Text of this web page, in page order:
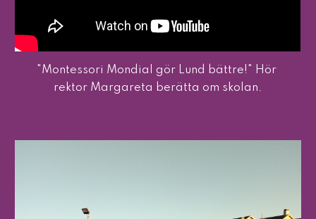
"Montessori Mondial gör Lund bättre!" Hör
rektor Margareta berätta om skolan.